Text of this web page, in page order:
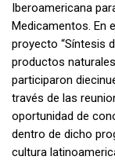
Iberoamericana
Medicamentos. En
proyecto “Síntesis
productos
participaron
través de las
oportunidad de
dentro de dicho
cultura